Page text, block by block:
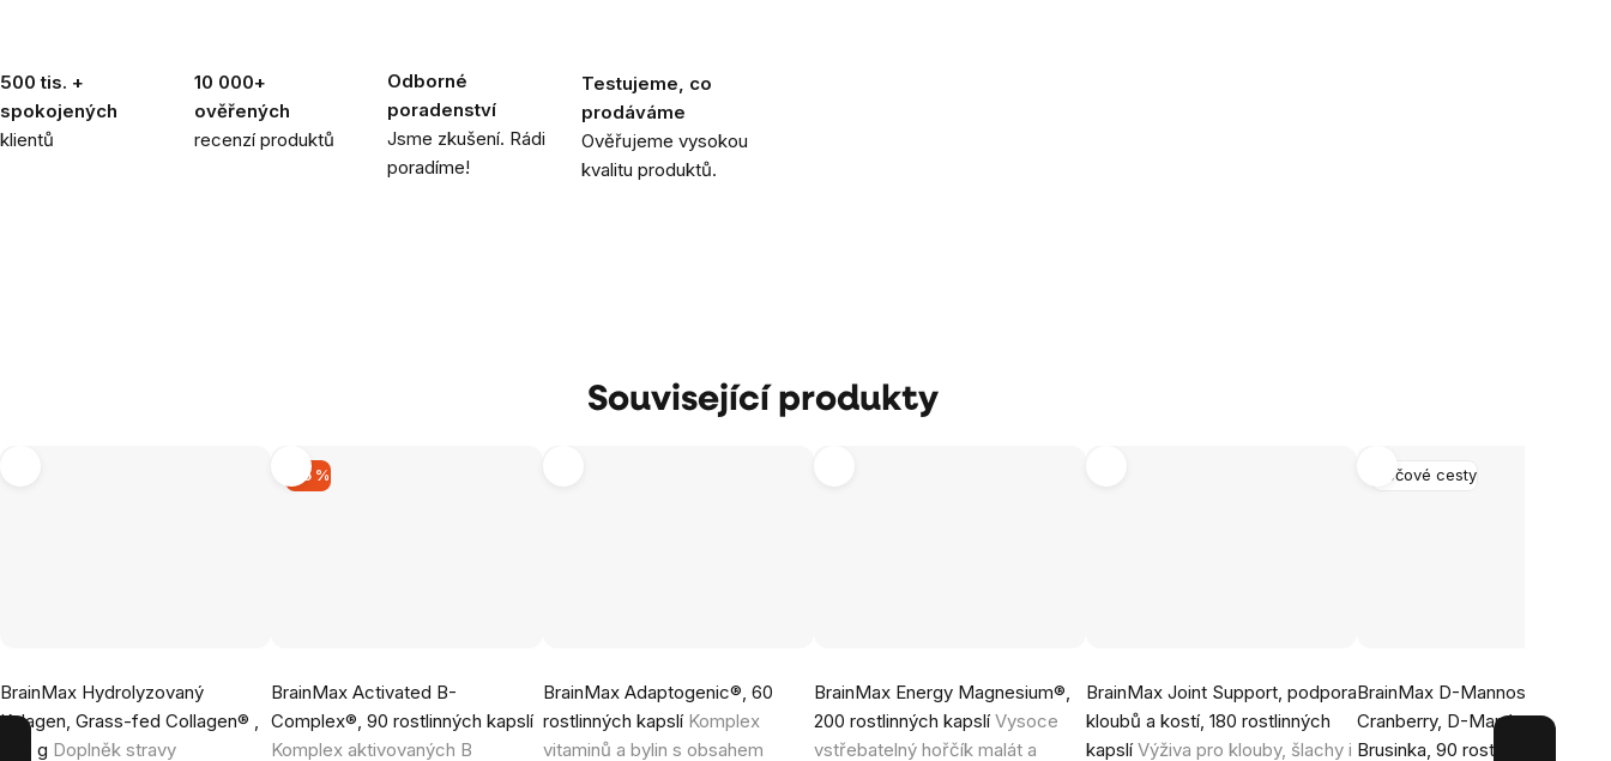
500 tis. +
spokojených
klientů
10 000+
ověřených
recenzí produktů
Odborné
poradenství
Jsme zkušení. Rádi
poradíme!
Testujeme, co
prodáváme
Ověřujeme vysokou
kvalitu produktů.
Související produkty
BrainMax Hydrolyzovaný
Kolagen, Grass-fed Collagen® ,
400 g Doplněk stravy
hodnocení
produktu
–15 %
BrainMax Activated B-
Complex®, 90 rostlinných kapslí
Komplex aktivovaných B
hodnocení
produktu
BrainMax Adaptogenic®, 60
rostlinných kapslí Komplex
vitaminů a bylin s obsahem
hodnocení
produktu
BrainMax Energy Magnesium®,
200 rostlinných kapslíVysoce
vstřebatelný hořčík malát a
hodnocení
produktu
BrainMax Joint Support, podpora
kloubů a kostí, 180 rostlinných
kapslí Výživa pro klouby, šlachy i
hodnocení
produktu
Močové cesty
BrainMax D-Mannose &
Cranberry, D-Manóza &
Brusinka, 90 rostlinných kapslí
hodnocení
produktu